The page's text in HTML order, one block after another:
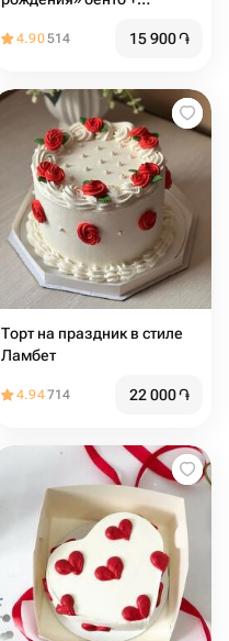
4.90514 15 900֏
Торт на праздник в стиле
Ламбет
4.94714 22 000֏